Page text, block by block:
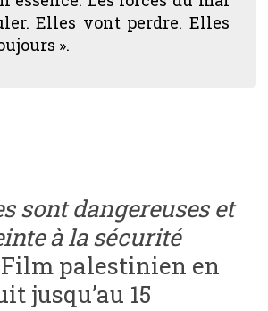
Elles vont perdre. Elles
».
sont dangereuses et
à la sécurité
palestinien en
jusqu’au 15